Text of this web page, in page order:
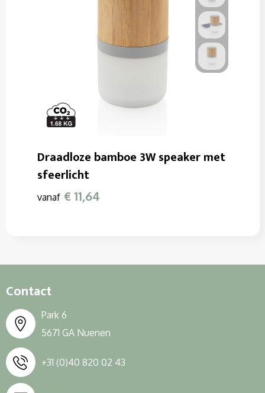
Draadloze bamboe 3W speaker met
sfeerlicht
vanaf € 11,64
Contact
Park 6
5671 GA Nuenen
+31 (0)40 820 02 43